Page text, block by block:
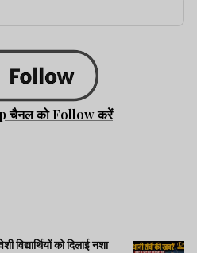
चैनल को Follow करें
को दिलाई नशा